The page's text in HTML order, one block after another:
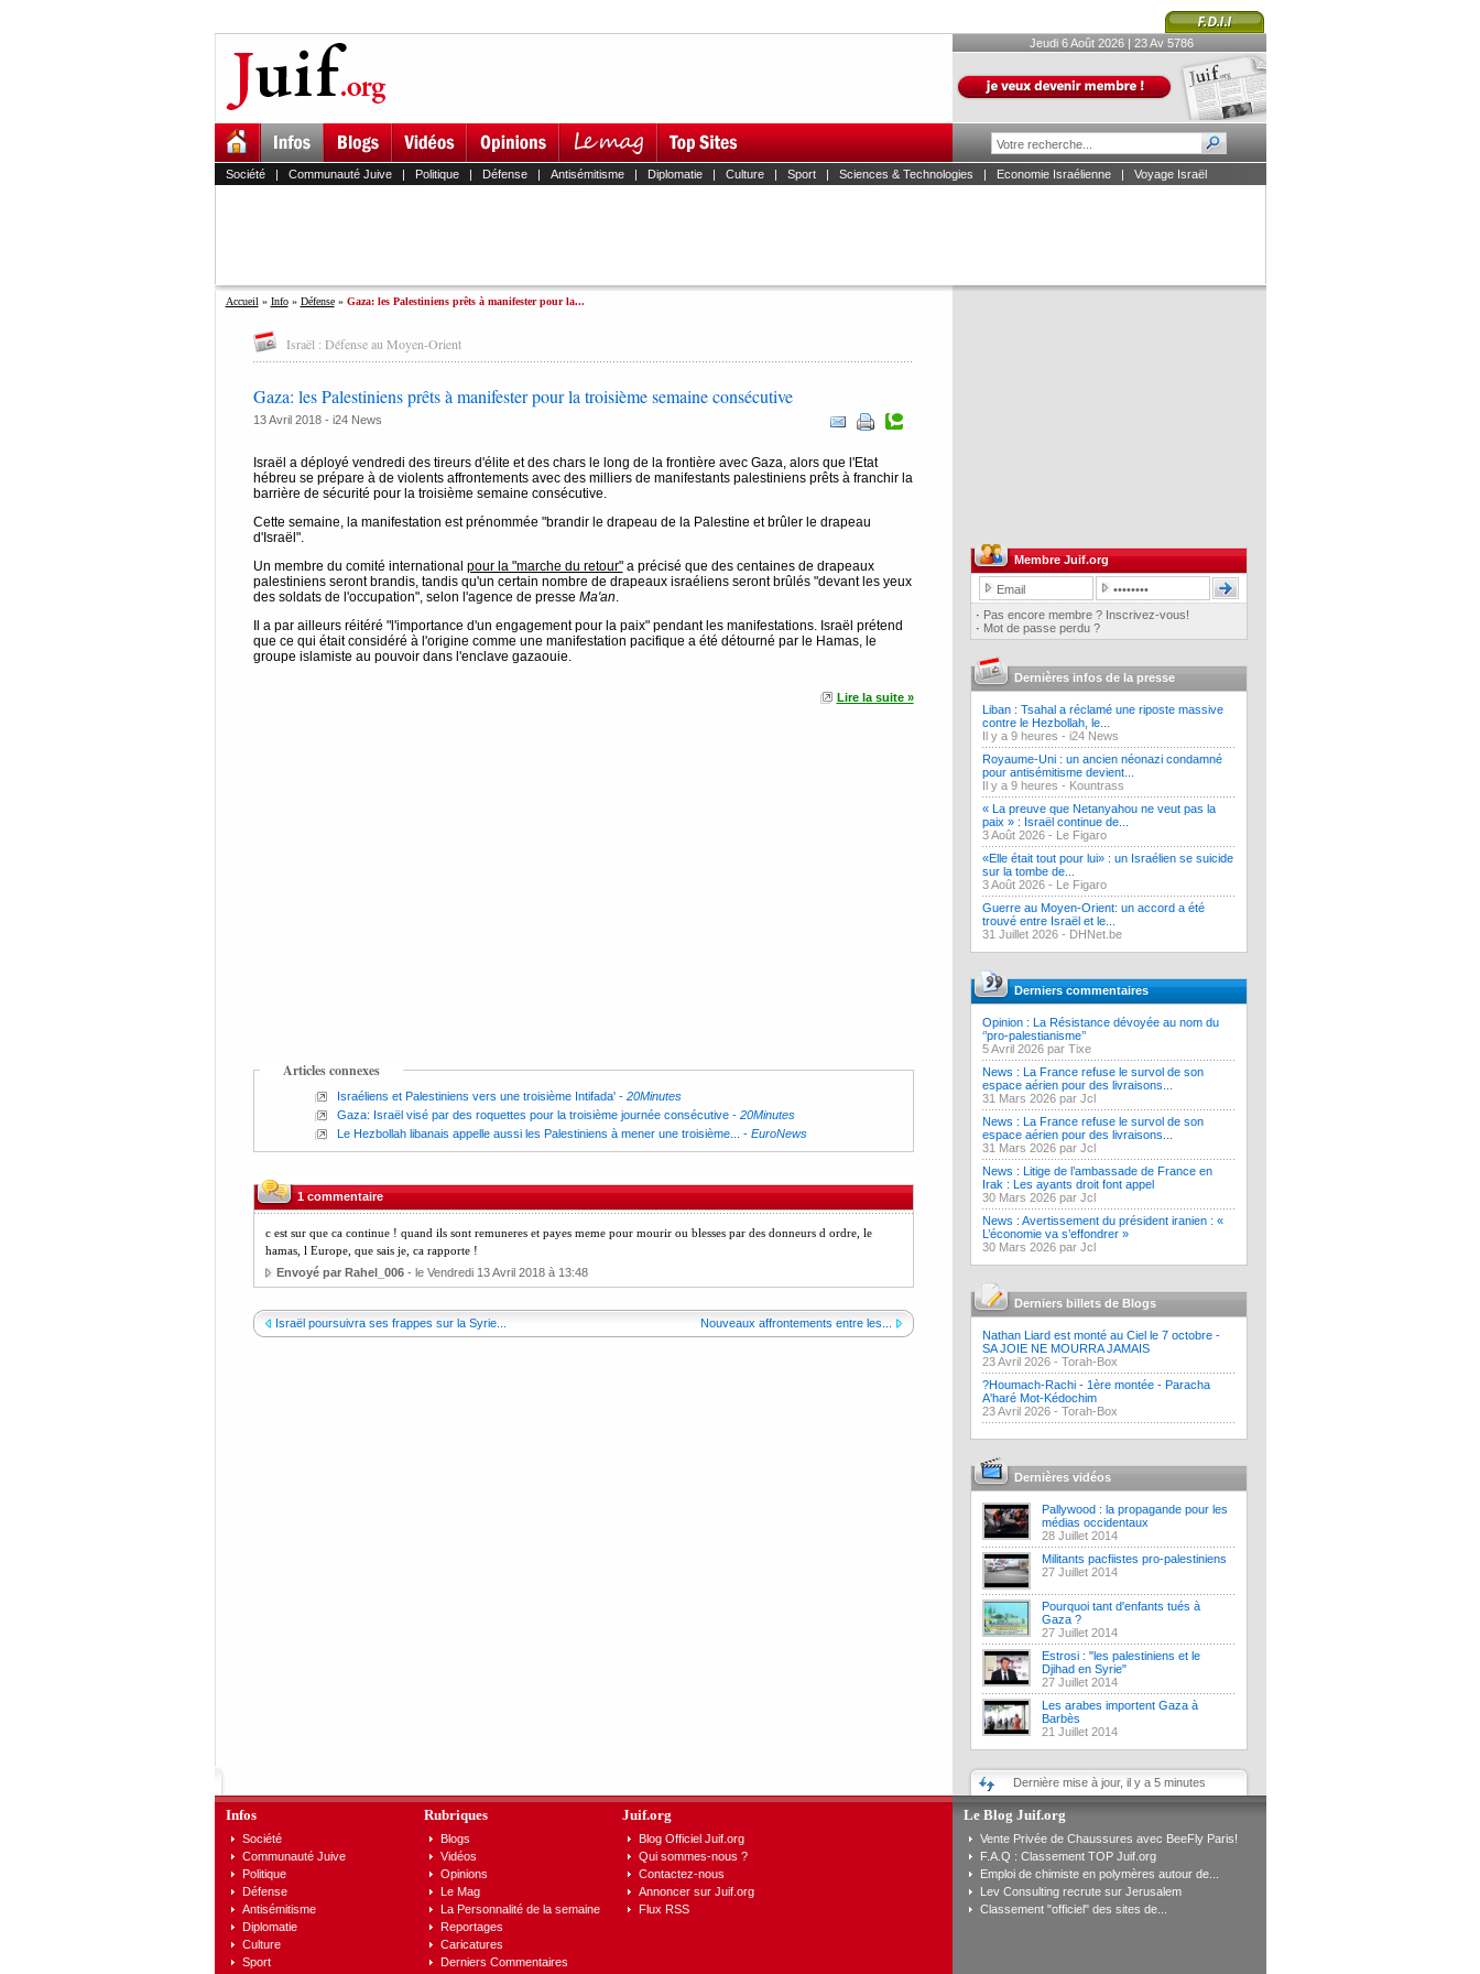
Jeudi 6 Août 2026 | 23 Av 5786
Société| Communauté Juive| Politique| Défense| Antisémitisme| Diplomatie| Culture| Sport| Sciences & Technologies | Economie Israélienne| Voyage Israël
Accueil » Info» Défense» Gaza: les Palestiniens prêts à manifester pour la...
Israël : Défense au Moyen-Orient
Gaza: les Palestiniens prêts à manifester pour la troisième semaine consécutive
13 Avril 2018 - i24 News
Israël a déployé vendredi des tireurs d'élite et des chars le long de la frontière avec Gaza, alors que l'Etat
hébreu se prépare à de violents affrontements avec des milliers de manifestants palestiniens prêts à franchir la
barrière de sécurité pour la troisième semaine consécutive.
Cette semaine, la manifestation est prénommée "brandir le drapeau de la Palestine et brûler le drapeau
d'Israël".
Un membre du comité international pour la "marche du retour"a précisé que des centaines de drapeaux
palestiniens seront brandis, tandis qu'un certain nombre de drapeaux israéliens seront brûlés "devant les yeux
des soldats de l'occupation", selon l'agence de presse Ma'an.
Il a par ailleurs réitéré "l'importance d'un engagement pour la paix" pendant les manifestations. Israël prétend
que ce qui était considéré à l'origine comme une manifestation pacifique a été détourné par le Hamas, le
groupe islamiste au pouvoir dans l'enclave gazaouie.
Lire la suite »
Articles connexes
Israéliens et Palestiniens vers une troisième Intifada'- 20Minutes
Gaza: Israël visé par des roquettes pour la troisième journée consécutive- 20Minutes
Le Hezbollah libanais appelle aussi les Palestiniens à mener une troisième...
- EuroNews
1 commentaire
c est sur que ca continue ! quand ils sont remuneres et payes meme pour mourir ou blesses par des donneurs d ordre, le
hamas, l Europe, que sais je, ca rapporte !
Envoyé par Rahel_006- le Vendredi 13 Avril 2018 à 13:48
Israël poursuivra ses frappes sur la Syrie... Nouveaux affrontements entre les...
Membre Juif.org
· Pas encore membre ? Inscrivez-vous!
· Mot de passe perdu ?
Dernières infos de la presse
Liban : Tsahal a réclamé une riposte massive
contre le Hezbollah, le...
Il y a 9 heures - i24 News
Royaume-Uni : un ancien néonazi condamné
pour antisémitisme devient...
Il y a 9 heures - Kountrass
« La preuve que Netanyahou ne veut pas la
paix » : Israël continue de...
3 Août 2026 - Le Figaro
«Elle était tout pour lui» : un Israélien se suicide
sur la tombe de...
3 Août 2026 - Le Figaro
Guerre au Moyen-Orient: un accord a été
trouvé entre Israël et le...
31 Juillet 2026 - DHNet.be
Derniers commentaires
Opinion : La Résistance dévoyée au nom du
‘’pro-palestianisme’’
5 Avril 2026 par Tixe
News : La France refuse le survol de son
espace aérien pour des livraisons...
31 Mars 2026 par Jcl
News : La France refuse le survol de son
espace aérien pour des livraisons...
31 Mars 2026 par Jcl
News : Litige de l’ambassade de France en
Irak : Les ayants droit font appel
30 Mars 2026 par Jcl
News : Avertissement du président iranien : «
L’économie va s’effondrer »
30 Mars 2026 par Jcl
Derniers billets de Blogs
Nathan Liard est monté au Ciel le 7 octobre -
SA JOIE NE MOURRA JAMAIS
23 Avril 2026 - Torah-Box
?Houmach-Rachi - 1ère montée - Paracha
A'haré Mot-Kédochim
23 Avril 2026 - Torah-Box
Dernières vidéos
Pallywood : la propagande pour les
médias occidentaux
28 Juillet 2014
Militants pacfiistes pro-palestiniens
27 Juillet 2014
Pourquoi tant d'enfants tués à
Gaza ?
27 Juillet 2014
Estrosi : "les palestiniens et le
Djihad en Syrie"
27 Juillet 2014
Les arabes importent Gaza à
Barbès
21 Juillet 2014
Dernière mise à jour, il y a 5 minutes
Infos
Société
Communauté Juive
Politique
Défense
Antisémitisme
Diplomatie
Culture
Sport
Rubriques
Blogs
Vidéos
Opinions
Le Mag
La Personnalité de la semaine
Reportages
Caricatures
Derniers Commentaires
Juif.org
Blog Officiel Juif.org
Qui sommes-nous ?
Contactez-nous
Annoncer sur Juif.org
Flux RSS
Le Blog Juif.org
Vente Privée de Chaussures avec BeeFly Paris!
F.A.Q : Classement TOP Juif.org
Emploi de chimiste en polymères autour de...
Lev Consulting recrute sur Jerusalem
Classement "officiel" des sites de...